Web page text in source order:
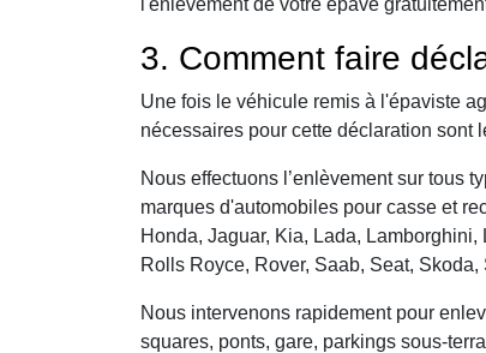
l'enlèvement de votre épave
3. Comment faire
Une fois le véhicule remis à l'épaviste
nécessaires pour cette déclaration sont
Nous effectuons l’enlèvement sur tous
marques d'automobiles pour casse et
Honda, Jaguar, Kia, Lada,
Rolls Royce, Rover, Saab, Seat,
Nous intervenons rapidement pour
squares, ponts, gare, parkings sous-